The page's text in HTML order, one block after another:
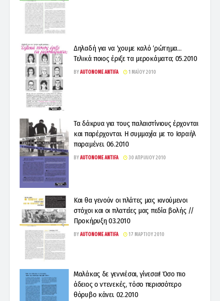
Δηλαδή για να ‘χουμε καλό ‘ρώτημα…
Τελικά ποιος έριξε τα μεροκάματα; 05.2010
BYAUTONOME ANTIFA 1 ΜΑΪ́ΟΥ 2010
Τα δάκρυα για τους παλαιστίνιους έρχονται
και παρέρχονται. Η συμμαχία με το Ισραήλ
παραμένει. 06.2010
BYAUTONOME ANTIFA 30 ΑΠΡΙΛΊΟΥ 2010
Και θα γενούν οι πλάτες μας κινούμενοι
στόχοι και οι πλατείες μας πεδία βολής //
Προκήρυξη 03.2010
BYAUTONOME ANTIFA 17 ΜΑΡΤΊΟΥ 2010
Μαλάκας δε γεννιέσαι, γίνεσαι! Όσο πιο
άδειος ο ντενεκές, τόσο περισσότερο
θόρυβο κάνει. 02.2010